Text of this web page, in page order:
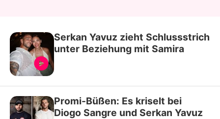
Serkan Yavuz zieht Schlussstrich
unter Beziehung mit Samira
Promi-Büßen: Es kriselt bei
Diogo Sangre und Serkan Yavuz